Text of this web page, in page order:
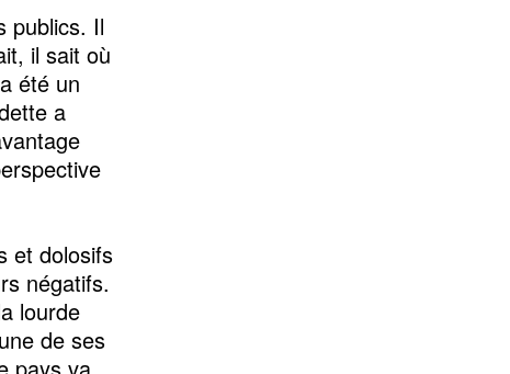
publics. Il
il sait où
été un
a
et dolosifs
négatifs.
lourde
de ses
pays va